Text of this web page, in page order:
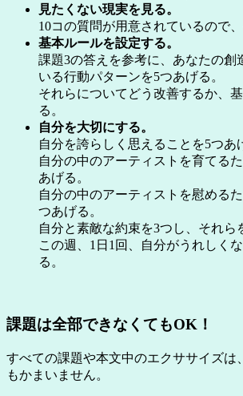
見たくない現実を見る。
10コの質問が用意されているので
基本ルールを設定する。
課題3の答えを参考に、あなたの創
いる行動パターンを5つあげる。
それらについてどう改善するか、
る。
自分を大切にする。
自分を誇らしく思えることを5つあ
自分の中のアーティストを育てる
あげる。
自分の中のアーティストを慰める
つあげる。
自分と素敵な約束を3つし、それら
この週、1日1回、自分がうれしく
る。
課題は全部できなくてもOK！
すべての課題や本文中のエクササイズは
もかまいません。